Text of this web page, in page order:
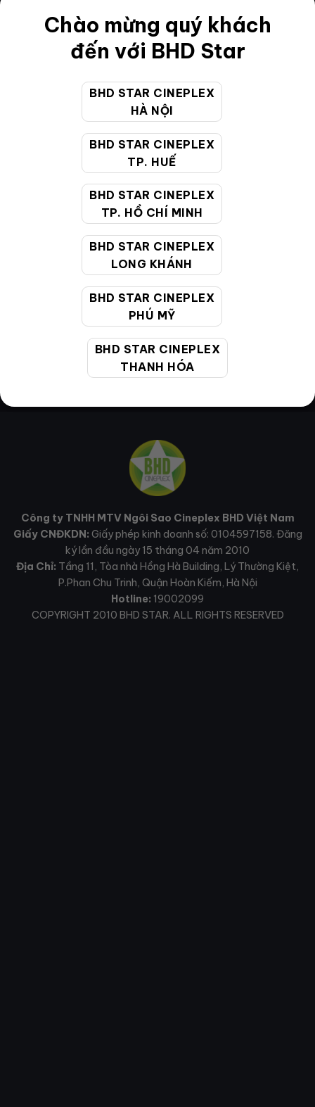
Chào mừng quý khách
đến với BHD Star
BHD STAR CINEPLEX
HÀ NỘI
BHD STAR CINEPLEX
TP. HUẾ
BHD STAR CINEPLEX
TP. HỒ CHÍ MINH
BHD STAR CINEPLEX
LONG KHÁNH
BHD STAR CINEPLEX
PHÚ MỸ
BHD STAR CINEPLEX
THANH HÓA
Điều khoản
Hướng dẫn đặt vé trực tuyến
Quy định và chính sách chung
Chính sách bảo vệ thông tin cá nhân của người tiêu
CHĂM SÓC KHÁCH HÀNG
19002099
Giờ làm việc: 9:00 - 22:00 (Tất cả các ngày bao
cskh@bhdstar.vn
Công ty TNHH MTV Ngôi Sao Cineplex BHD Việt Nam
Giấy CNĐKDN: Giấy phép kinh doanh số: 0104597158. Đăng
ký lần đầu ngày 15 tháng 04 năm 2010
Địa Chỉ: Tầng 11, Tòa nhà Hồng Hà Building, Lý Thường Kiệt,
P.Phan Chu Trinh, Quận Hoàn Kiếm, Hà Nội
Hotline: 19002099
COPYRIGHT 2010 BHD STAR. ALL RIGHTS RESERVED